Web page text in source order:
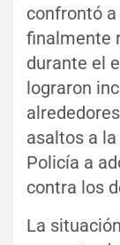
confrontó
finalmente
durante el
lograron
asaltos a
Policía a
contra los
La